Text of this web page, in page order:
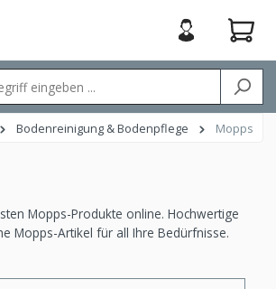
Bodenreinigung & Bodenpflege Mopps
Mopps-Produkte online. Hochwertige
Mopps-Artikel für all Ihre Bedürfnisse.